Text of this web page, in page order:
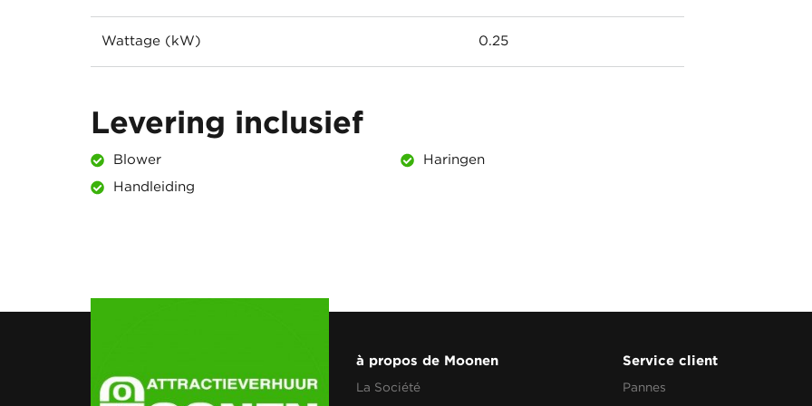
Wattage (kW) 0.25
Levering inclusief
Blower Haringen
Handleiding
à propos de Moonen
La Société
Service client
Pannes